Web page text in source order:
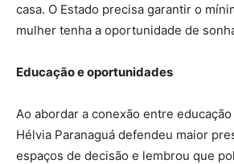
casa. O Estado precisa garantir o
mulher tenha a oportunidade de
Educação e oportunidades
Ao abordar a conexão entre
Hélvia Paranaguá defendeu maior
espaços de decisão e lembrou que